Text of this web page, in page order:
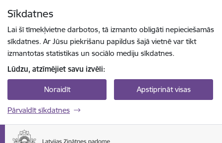
Sīkdatnes
Lai šī tīmekļvietne darbotos, tā izmanto obligāti nepieciešamās
sīkdatnes. Ar Jūsu piekrišanu papildus šajā vietnē var tikt
izmantotas statistikas un sociālo mediju sīkdatnes.
Lūdzu, atzīmējiet savu izvēli:
Noraidīt Apstiprināt visas
Pārvaldīt sīkdatnes